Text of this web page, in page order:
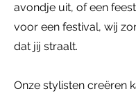
avondje uit, of een
voor een festival, wij
dat jij straalt.
Onze stylisten creëren